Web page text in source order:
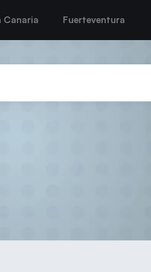
Canaria Fuerteventura